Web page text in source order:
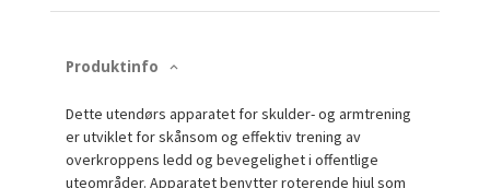
Produktinfo
Dette utendørs apparatet for skulder- og armtrening
er utviklet for skånsom og effektiv trening av
overkroppens ledd og bevegelighet i offentlige
uteområder. Apparatet benytter roterende hjul som